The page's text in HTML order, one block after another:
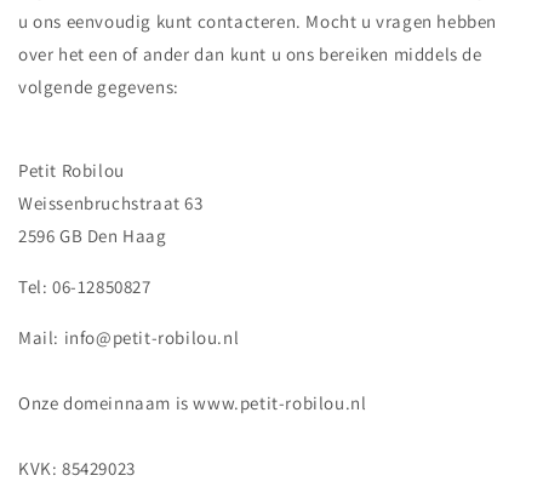
u ons eenvoudig kunt contacteren. Mocht u vragen hebben
over het een of ander dan kunt u ons bereiken middels de
volgende gegevens:
Petit Robilou
Weissenbruchstraat 63
2596 GB Den Haag
Tel: 06-12850827
Mail: info@petit-robilou.nl
Onze domeinnaam is www.petit-robilou.nl
KVK: 85429023